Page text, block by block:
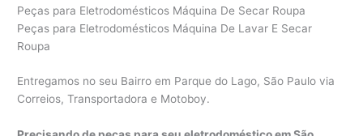
Peças para Eletrodomésticos Máquina De Secar Roupa
Peças para Eletrodomésticos Máquina De Lavar E Secar
Roupa
Entregamos no seu Bairro em Parque do Lago, São Paulo via
Correios, Transportadora e Motoboy.